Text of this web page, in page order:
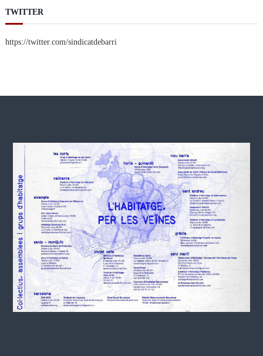
TWITTER
https://twitter.com/sindicatdebarri